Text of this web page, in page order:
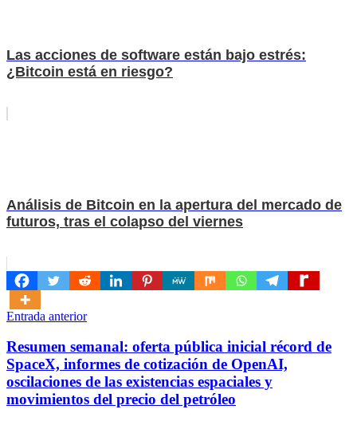
Las acciones de software están bajo estrés:
¿Bitcoin está en riesgo?
Análisis de Bitcoin en la apertura del mercado de
futuros, tras el colapso del viernes
Navegación
de
entradas
Entrada anterior
Resumen semanal: oferta pública inicial récord de
SpaceX, informes de cotización de OpenAI,
oscilaciones de las existencias espaciales y
movimientos del precio del petróleo